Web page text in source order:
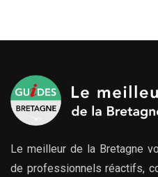
Le meilleur de la Bretagne
de professionnels réactifs,